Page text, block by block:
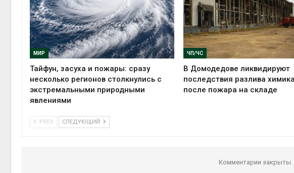
МИР
Тайфун, засуха и пожары: сразу
несколько регионов столкнулись с
экстремальными природными
явлениями
ЧП/ЧС
В Домодедове ликвидируют
последствия разлива
после пожара на складе
PREV СЛЕДУЮЩИЙ
Комментарии закрыты.